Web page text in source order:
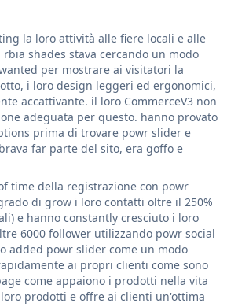
la loro attività alle fiere locali e alle
shades stava cercando un modo
per mostrare ai visitatori la
i loro design leggeri ed ergonomici,
accattivante. il loro CommerceV3 non
adeguata per questo. hanno provato
prima di trovare powr slider e
far parte del sito, era goffo e
time della registrazione con powr
di grow i loro contatti oltre il 250%
e hanno constantly cresciuto i loro
6000 follower utilizzando powr social
added powr slider come un modo
ai propri clienti come sono
come appaiono i prodotti nella vita
prodotti e offre ai clienti un'ottima